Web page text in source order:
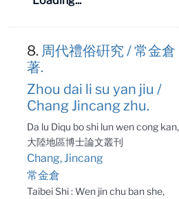
8. 周代禮俗硏究 / 常金倉
著.
Zhou dai li su yan jiu /
Chang Jincang zhu.
Da lu Diqu bo shi lun wen cong kan,
大陸地區博士論文叢刊
Chang, Jincang
常金倉
Taibei Shi : Wen jin chu ban she,